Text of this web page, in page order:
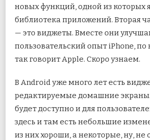
И
новых функций, одной из которых
библиотека приложений. Вторая
— это виджеты. Вместе они
пользовательский опыт iPhone,
так говорит Apple. Скоро узнаем.
В Android уже много лет есть
редактируемые домашние экраны.
будет доступно и для
здесь и там есть небольшие
из них хороши, а некоторые, ну, не